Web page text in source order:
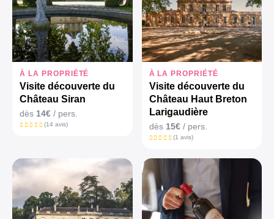
À LA PROPRIÉTÉ
Visite découverte du
Château Siran
dès 14€ / pers.
(14 avis)
À LA PROPRIÉTÉ
Visite découverte du
Château Haut Breton
Larigaudière
dès 15€/ pers.
(1 avis)